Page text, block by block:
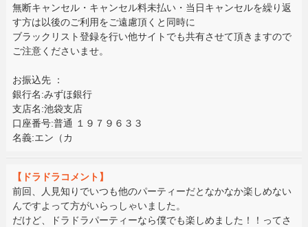
無断キャンセル・キャンセル料未払い・当日キャンセルを繰り返
す方は以後のご利用をご遠慮頂くと同時に
ブラックリスト登録を行い他サイトでも共有させて頂きますので
ご注意くださいませ。
お振込先 ：
銀行名:みずほ銀行
支店名:池袋支店
口座番号:普通 １９７９６３３
名義:エン（カ
【ドラドラコメント】
前回、人見知りでいつも他のパーティーだとなかなか楽しめない
んですよって方がいらっしゃいました。
だけど、ドラドラパーティーなら僕でも楽しめました！！ってさ